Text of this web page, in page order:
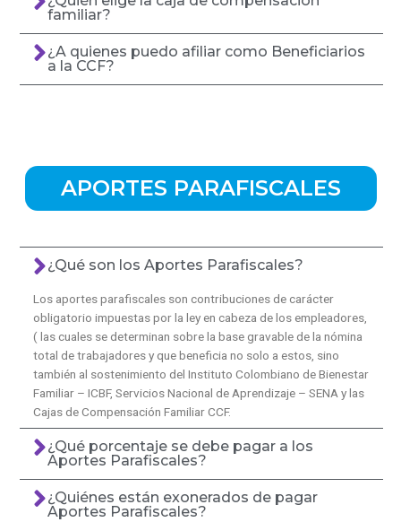
familiar?
¿A quienes puedo afiliar como Beneficiarios
a la CCF?
APORTES PARAFISCALES
¿Qué son los Aportes Parafiscales?
Los aportes parafiscales son contribuciones de carácter
obligatorio impuestas por la ley en cabeza de los empleadores,
( las cuales se determinan sobre la base gravable de la nómina
total de trabajadores y que beneficia no solo a estos, sino
también al sostenimiento del Instituto Colombiano de Bienestar
Familiar – ICBF, Servicios Nacional de Aprendizaje – SENA y las
Cajas de Compensación Familiar CCF.
¿Qué porcentaje se debe pagar a los
Aportes Parafiscales?
¿Quiénes están exonerados de pagar
Aportes Parafiscales?